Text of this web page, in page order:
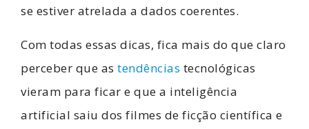
se estiver atrelada a dados coerentes.
Com todas essas dicas, fica mais do que claro
perceber que as tendências tecnológicas
vieram para ficar e que a inteligência
artificial saiu dos filmes de ficção científica e